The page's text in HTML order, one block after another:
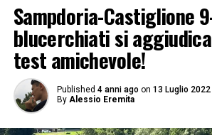
Sampdoria-Castiglione
blucerchiati si
test amichevole!
Published 4 anni ago on 13 Luglio 2022
By Alessio Eremita